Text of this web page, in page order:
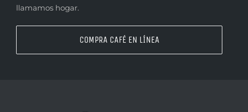
llamamos hogar.
COMPRA CAFÉ EN LÍNEA